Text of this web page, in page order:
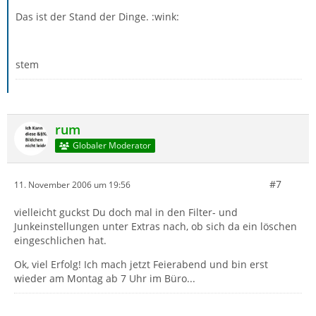
Das ist der Stand der Dinge. :wink:
stem
rum
Globaler Moderator
11. November 2006 um 19:56 #7
vielleicht guckst Du doch mal in den Filter- und
Junkeinstellungen unter Extras nach, ob sich da ein löschen
eingeschlichen hat.
Ok, viel Erfolg! Ich mach jetzt Feierabend und bin erst
wieder am Montag ab 7 Uhr im Büro...